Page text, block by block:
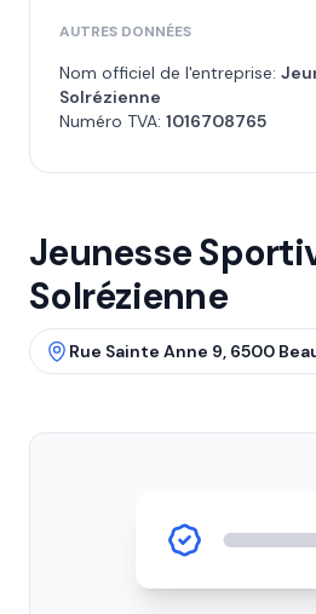
AUTRES DONNÉES
Nom officiel de l'entreprise:
Solrézienne
Numéro TVA: 1016708765
Jeunesse
Solrézienne
Rue Sainte Anne 9, 6500